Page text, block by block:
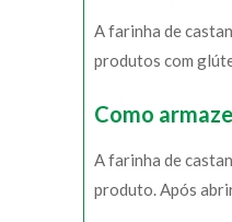
A farinha de
produtos com
Como
A farinha de
produto. Após